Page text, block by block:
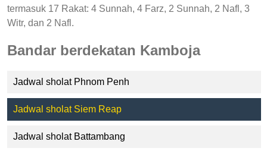
termasuk 17 Rakat: 4 Sunnah, 4 Farz, 2 Sunnah, 2 Nafl, 3
Witr, dan 2 Nafl.
Bandar berdekatan Kamboja
Jadwal sholat Phnom Penh
Jadwal sholat Siem Reap
Jadwal sholat Battambang